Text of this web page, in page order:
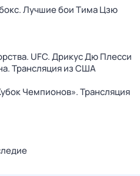
Лучшие бои Тима Цзю
UFC. Дрикус Дю Плесси
Трансляция из США
Чемпионов». Трансляция